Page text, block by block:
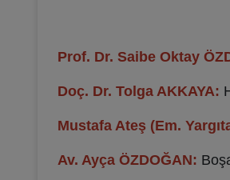
Prof. Dr. Saibe Oktay
Doç. Dr. Tolga AKKAYA:
Mustafa Ateş (Em.
Av. Ayça ÖZDOĞAN: